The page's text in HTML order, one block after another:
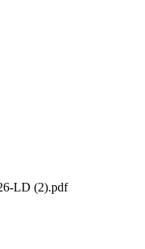
LD (2).pdf